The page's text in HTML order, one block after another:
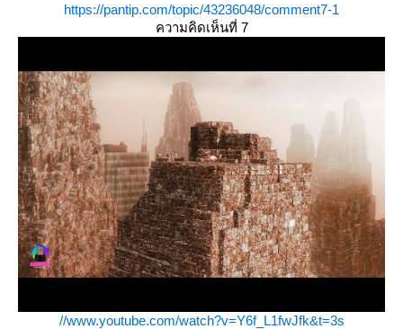
https://pantip.com/topic/43236048/comment7-1
ความคิดเห็นที่ 7
//www.youtube.com/watch?v=Y6f_L1fwJfk&t=3s